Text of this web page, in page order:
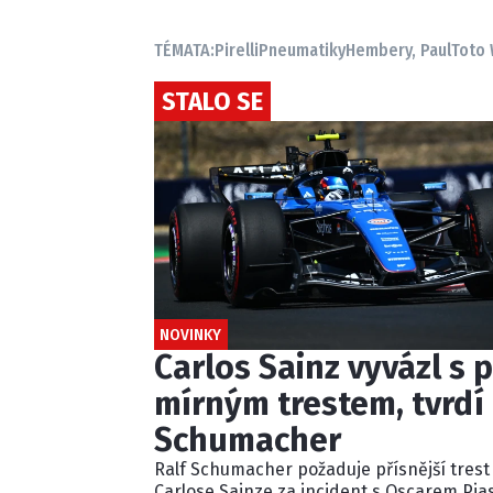
TÉMATA:PirelliPneumatikyHembery, PaulToto
STALO SE
NOVINKY
Carlos Sainz vyvázl s
mírným trestem, tvrdí
Schumacher
Ralf Schumacher požaduje přísnější